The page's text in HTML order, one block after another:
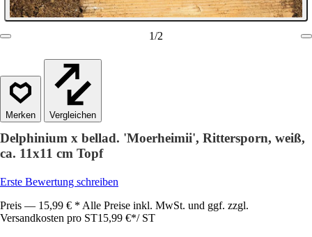
1/2
Vergleichen
Delphinium x bellad. 'Moerheimii', Rittersporn, weiß,
ca. 11x11 cm Topf
Erste Bewertung schreiben
Preis — 15,99 € * Alle Preise inkl. MwSt. und ggf. zzgl.
Versandkosten pro ST15,99 €*/ ST